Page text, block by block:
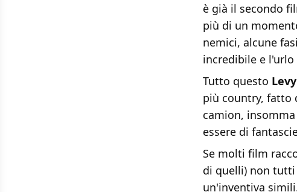
è già il secondo
più di un
nemici, alcune
incredibile e
Tutto questo Levy
più country, fatto
camion,
essere di
Se molti film
di quelli) non tutti
un'inventiva